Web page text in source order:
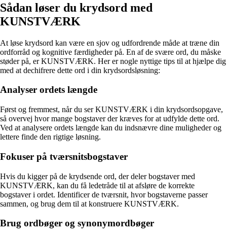
Sådan løser du krydsord med
KUNSTVÆRK
At løse krydsord kan være en sjov og udfordrende måde at træne din
ordforråd og kognitive færdigheder på. En af de svære ord, du måske
støder på, er KUNSTVÆRK. Her er nogle nyttige tips til at hjælpe dig
med at dechifrere dette ord i din krydsordsløsning:
Analyser ordets længde
Først og fremmest, når du ser KUNSTVÆRK i din krydsordsopgave,
så overvej hvor mange bogstaver der kræves for at udfylde dette ord.
Ved at analysere ordets længde kan du indsnævre dine muligheder og
lettere finde den rigtige løsning.
Fokuser på tværsnitsbogstaver
Hvis du kigger på de krydsende ord, der deler bogstaver med
KUNSTVÆRK, kan du få ledetråde til at afsløre de korrekte
bogstaver i ordet. Identificer de tværsnit, hvor bogstaverne passer
sammen, og brug dem til at konstruere KUNSTVÆRK.
Brug ordbøger og synonymordbøger